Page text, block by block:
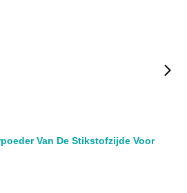
Van De Stikstofzijde Voor